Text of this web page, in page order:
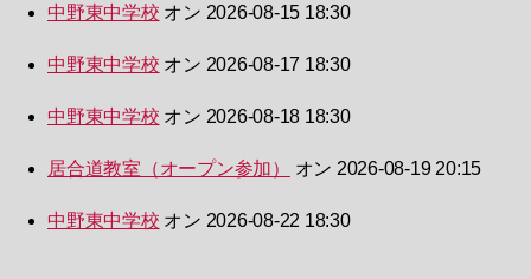
中野東中学校 オン 2026-08-15 18:30
中野東中学校 オン 2026-08-17 18:30
中野東中学校 オン 2026-08-18 18:30
居合道教室（オープン参加） オン 2026-08-19 20:15
中野東中学校 オン 2026-08-22 18:30